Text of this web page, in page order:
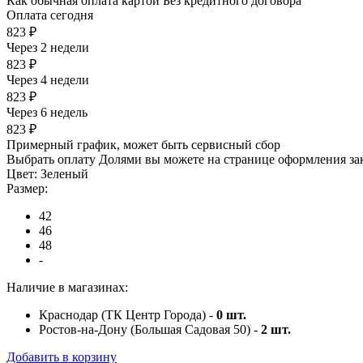
Оплата сегодня
823 ₽
Через 2 недели
823 ₽
Через 4 недели
823 ₽
Через 6 недель
823 ₽
Примерный график, может быть сервисный сбор
Выбрать оплату Долями вы можете на странице оформления
Цвет: Зеленый
Размер:
42
46
48
-
Наличие в магазинах:
Краснодар (ТК Центр Города) - 0 шт.
Ростов-на-Дону (Большая Садовая 50) - 2 шт.
Добавить в корзину